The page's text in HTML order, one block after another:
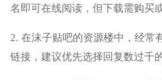
名即可在线阅读，但下载需购买
2. 在沫子贴吧的资源楼中，经常
链接，建议优先选择回复数过千